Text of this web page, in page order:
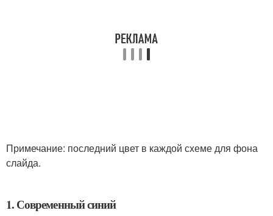
Примечание: последний цвет в каждой схеме для фона
слайда.
1. Современный синий